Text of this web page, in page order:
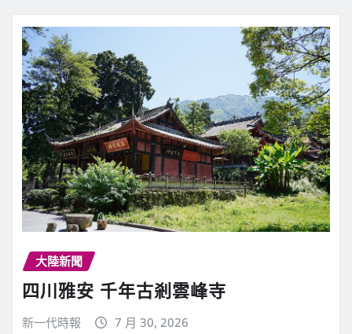
大陸新聞
四川雅安 千年古剎雲峰寺
新一代時報 7 月 30, 2026